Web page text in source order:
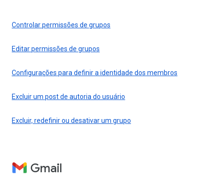
Controlar permissões de grupos
Editar permissões de grupos
Configurações para definir a identidade dos membros
Excluir um post de autoria do usuário
Excluir, redefinir ou desativar um grupo
Gmail